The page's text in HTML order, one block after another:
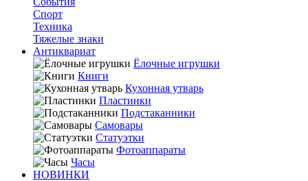
Спорт
Техника
Тяжелые знаки
Антиквариат
Ёлочные игрушки
Книги
Кухонная утварь
Пластинки
Подстаканники
Самовары
Статуэтки
Фотоаппараты
Часы
НОВИНКИ